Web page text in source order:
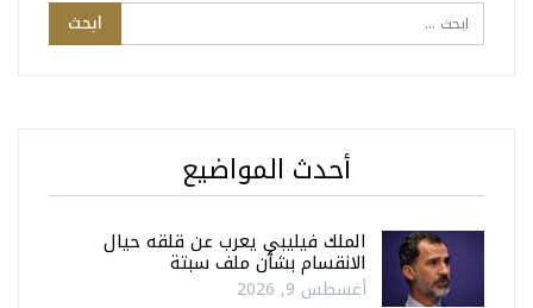
أحدث المواضيع
الملك فيليبي يعرب عن قلقه حيال
الانقسام بشأن ملف سبتة
أغسطس 9, 2026